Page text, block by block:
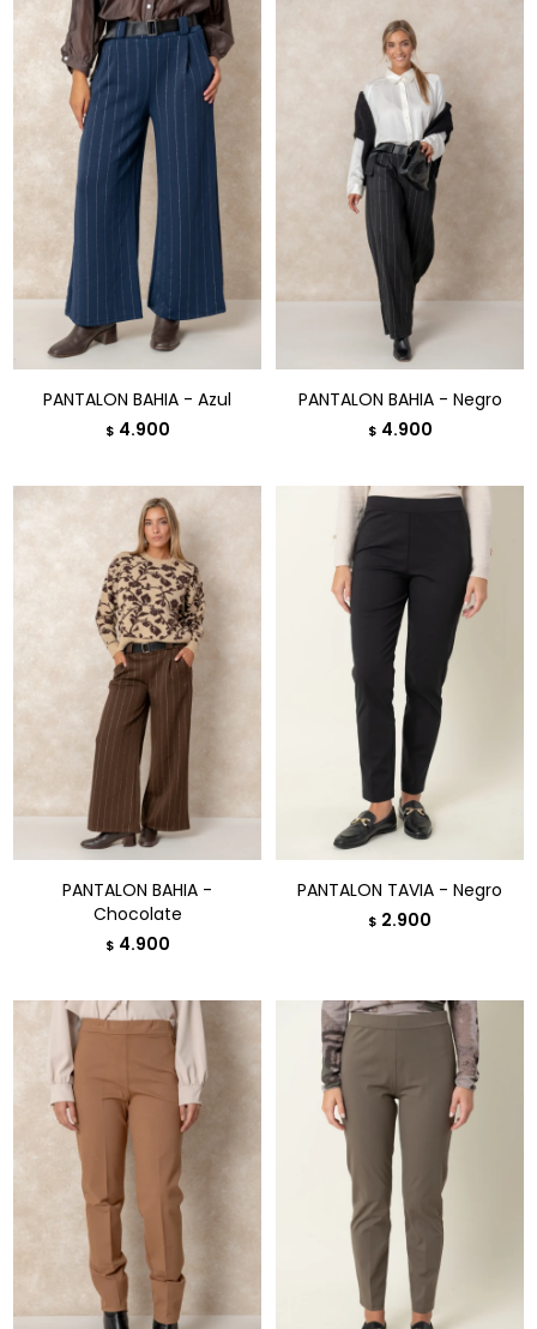
PANTALON BAHIA - Azul
$ 4.900
PANTALON BAHIA - Negro
$ 4.900
PANTALON BAHIA -
Chocolate
$ 4.900
PANTALON TAVIA - Negro
$ 2.900